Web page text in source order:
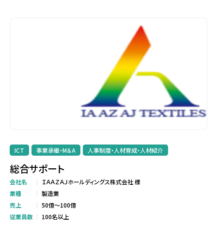
ICT 事業承継・M＆A 人事制度・人材育成・人材紹介
総合サポート
会社名
ＩＡＡＺＡＪホールディングス株式会社 様
業種
製造業
売上
50億～100億
従業員数
100名以上